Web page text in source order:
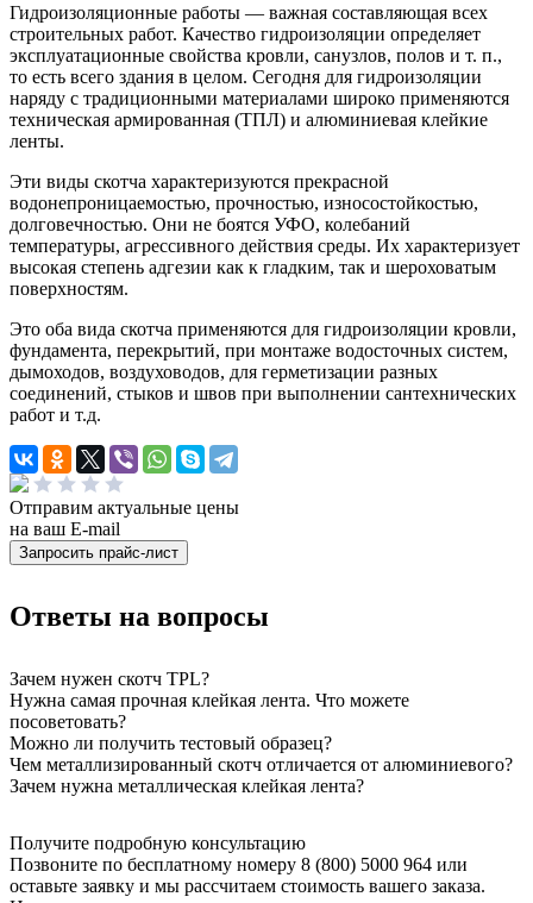
Гидроизоляционные работы — важная составляющая всех
строительных работ. Качество гидроизоляции определяет
эксплуатационные свойства кровли, санузлов, полов и т. п.,
то есть всего здания в целом. Сегодня для гидроизоляции
наряду с традиционными материалами широко применяются
техническая армированная (ТПЛ) и алюминиевая клейкие
ленты.
Эти виды скотча характеризуются прекрасной
водонепроницаемостью, прочностью, износостойкостью,
долговечностью. Они не боятся УФО, колебаний
температуры, агрессивного действия среды. Их характеризует
высокая степень адгезии как к гладким, так и шероховатым
поверхностям.
Это оба вида скотча применяются для гидроизоляции кровли,
фундамента, перекрытий, при монтаже водосточных систем,
дымоходов, воздуховодов, для герметизации разных
соединений, стыков и швов при выполнении сантехнических
работ и т.д.
Отправим актуальные цены
на ваш E-mail
Ответы на вопросы
Зачем нужен скотч TPL?
Нужна самая прочная клейкая лента. Что можете
посоветовать?
Можно ли получить тестовый образец?
Чем металлизированный скотч отличается от алюминиевого?
Зачем нужна металлическая клейкая лента?
Получите подробную консультацию
Позвоните по бесплатному номеру 8 (800) 5000 964 или
оставьте заявку и мы рассчитаем стоимость вашего заказа.